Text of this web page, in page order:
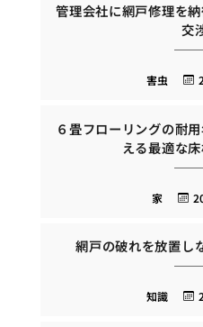
管理会社に網戸修理を
交
害虫
６畳フローリングの耐
える最適な
家
網戸の破れを放置し
知識